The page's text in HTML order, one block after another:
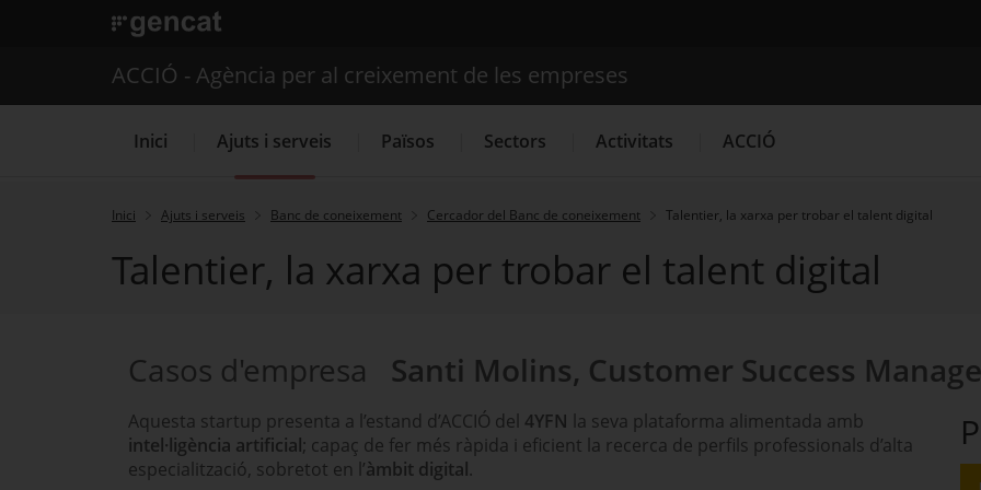
. Obre en una nova finestra.
Cercador
Serveis d'internacionalització Serveis d'innovació Convocatòries d'ajuts obertes
ACCIÓ - Agència per al creixement de les empreses
Inici Ajuts i serveis Països Sectors Activitats ACCIÓ
Inici Ajuts i serveis Banc de coneixement Cercador del Banc de coneixement Talentier, la xarxa per trobar el talent digital
Talentier, la xarxa per trobar el talent digital
Casos d'empresa Santi Molins, Customer Success
Aquesta startup presenta a l’estand d’ACCIÓ del 4YFN la seva plataforma alimentada amb
intel·ligència artificial; capaç de fer més ràpida i eficient la recerca de perfils professionals d’alta
especialització, sobretot en l’àmbit digital.